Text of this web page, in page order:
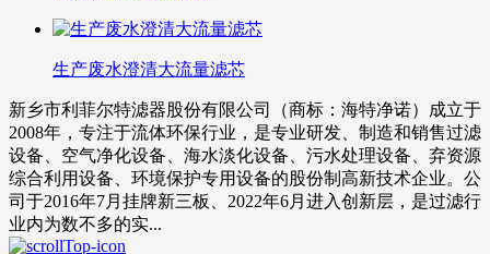
生产废水澄清大流量滤芯
新乡市利菲尔特滤器股份有限公司（商标：海特净诺）成立于
2008年，专注于流体环保行业，是专业研发、制造和销售过滤
设备、空气净化设备、海水淡化设备、污水处理设备、弃资源
综合利用设备、环境保护专用设备的股份制高新技术企业。公
司于2016年7月挂牌新三板、2022年6月进入创新层，是过滤行
业内为数不多的实...